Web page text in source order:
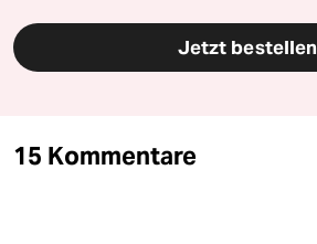
Jetzt bestellen
15 Kommentare